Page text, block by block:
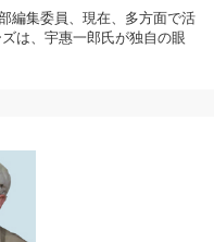
編集委員、現在、多方面で活
は、宇惠一郎氏が独自の眼